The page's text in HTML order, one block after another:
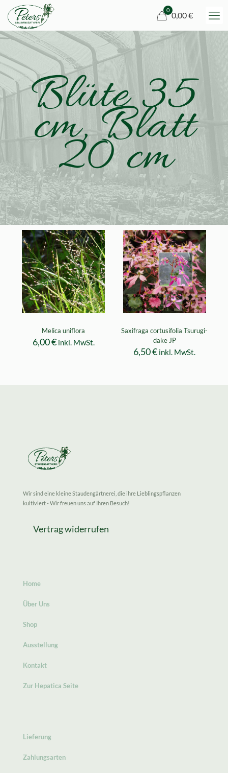
0
0,00 €
Blüte 35
cm, Blatt
20 cm
Melica uniflora
6,00€ inkl. MwSt.
Saxifraga cortusifolia Tsurugi-
dake JP
6,50€ inkl. MwSt.
Wir sind eine kleine Staudengärtnerei, die ihre Lieblingspflanzen
kultiviert - Wir freuen uns auf Ihren Besuch!
Vertrag widerrufen
Home
Über Uns
Shop
Ausstellung
Kontakt
Zur Hepatica Seite
Lieferung
Zahlungsarten